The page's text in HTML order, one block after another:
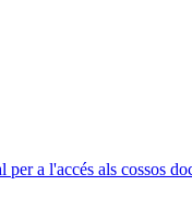
a l'accés als cossos